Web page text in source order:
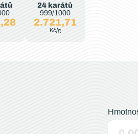
24 karátů
999/1000
2.721,71
Kč/g